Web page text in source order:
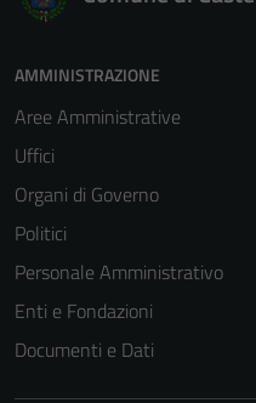
AMMINISTRAZIONE
Aree Amministrative
Uffici
Organi di Governo
Politici
Personale Amministrativo
Enti e Fondazioni
Documenti e Dati